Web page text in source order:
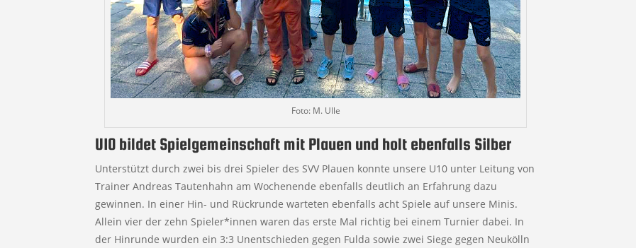
Foto: M. Ulle
U10 bildet Spielgemeinschaft mit Plauen und holt ebenfalls Silber
Unterstützt durch zwei bis drei Spieler des SVV Plauen konnte unsere U10 unter Leitung von
Trainer Andreas Tautenhahn am Wochenende ebenfalls deutlich an Erfahrung dazu
gewinnen. In einer Hin- und Rückrunde warteten ebenfalls acht Spiele auf unsere Minis.
Allein vier der zehn Spieler*innen waren das erste Mal richtig bei einem Turnier dabei. In
der Hinrunde wurden ein 3:3 Unentschieden gegen Fulda sowie zwei Siege gegen Neukölln